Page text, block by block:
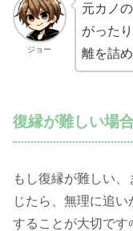
ジョー
元カノ
がった
離を詰
復縁が難しい場
もし復縁が難しい
じたら、無理に追
することが大切です